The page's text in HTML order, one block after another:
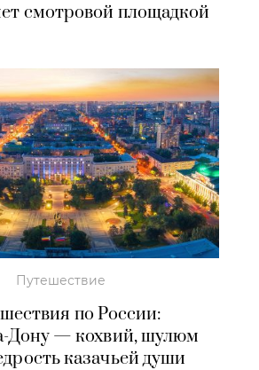
смотровой площадкой
Путешествие
по России:
Дону— кохвий, шулюм
казачьей души